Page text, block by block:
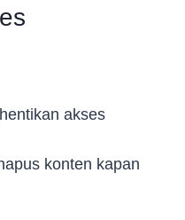
akses
konten kapan